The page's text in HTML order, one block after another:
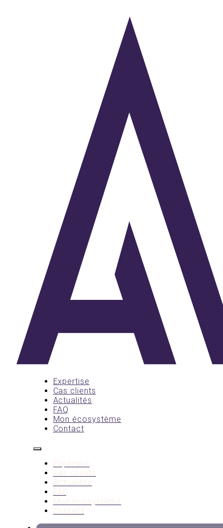
Expertise
Cas clients
Actualités
FAQ
Mon écosystème
Contact
Expertise
Cas clients
Actualités
FAQ
Mon écosystème
Contact